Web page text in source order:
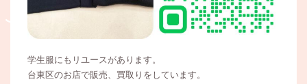
学生服にもリユースがあります。
台東区のお店で販売、買取りをしています。